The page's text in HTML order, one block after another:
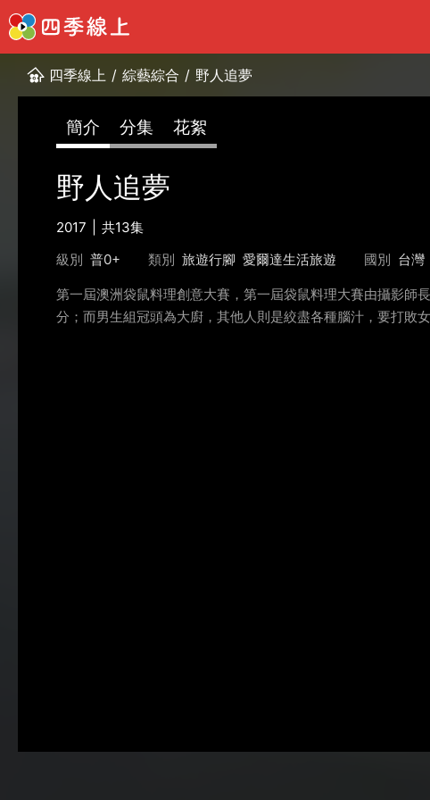
四季線上 / 綜藝綜合 / 野人追夢
簡介 分集 花絮
野人追夢
2017
共13集
級別 普0+ 類別 旅遊行腳 愛爾達生活旅遊 國別 台灣
第一屆澳洲袋鼠料理創意大賽，第一屆袋鼠料理大賽由攝影師
分；而男生組冠頭為大廚，其他人則是絞盡各種腦汁，要打敗